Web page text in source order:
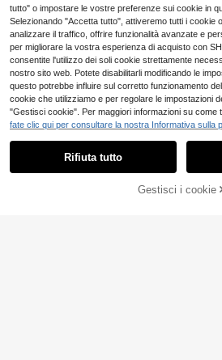
COMPRA ORA
tutto" o impostare le vostre preferenze sui cookie in
Selezionando "Accetta tutto", attiveremo tutti i cookie
analizzare il traffico, offrire funzionalità avanzate e
per migliorare la vostra esperienza di acquisto con
consentite l'utilizzo dei soli cookie strettamente
nostro sito web. Potete disabilitarli modificando le
questo potrebbe influire sul corretto funzionamento
cookie che utilizziamo e per regolare le impostazioni
"Gestisci cookie". Per maggiori informazioni su come
fate clic qui per consultare la nostra Informativa sulla
Rifiuta tutto
Gestisci i cookie